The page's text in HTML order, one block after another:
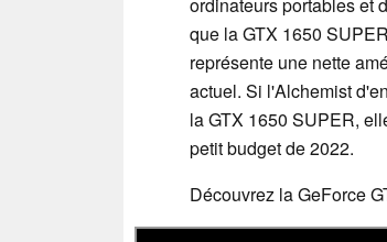
que la GTX 1650
représente une nette
actuel. Si l'Alchemist
la GTX 1650 SUPER,
petit budget de 2022.
Découvrez la GeForce